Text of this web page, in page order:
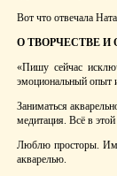
Вот что отвечала
О ТВОРЧЕСТВЕ И
«Пишу сейчас
эмоциональный опыт
Заниматься
медитация. Всё в
Люблю просторы.
акварелью.